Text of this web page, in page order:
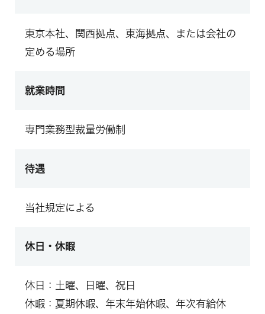
東京本社、関西拠点、東海拠点、または会社の
定める場所
就業時間
専門業務型裁量労働制
待遇
当社規定による
休日・休暇
休日：土曜、日曜、祝日
休暇：夏期休暇、年末年始休暇、年次有給休